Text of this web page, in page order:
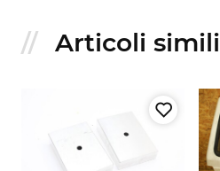
Articoli simili